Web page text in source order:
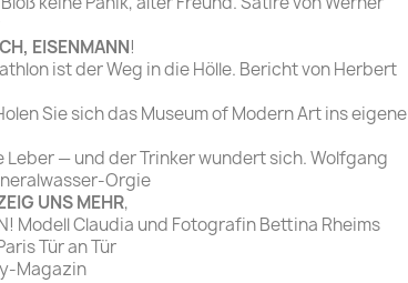
EISENMANN!
ist der Weg in die Hölle. Bericht von Herbert
Sie sich das Museum of Modern Art ins eigene
Leber — und der Trinker wundert sich. Wolfgang
Orgie
UNS MEHR,
Modell Claudia und Fotografin Bettina Rheims
Tür an Tür
Magazin